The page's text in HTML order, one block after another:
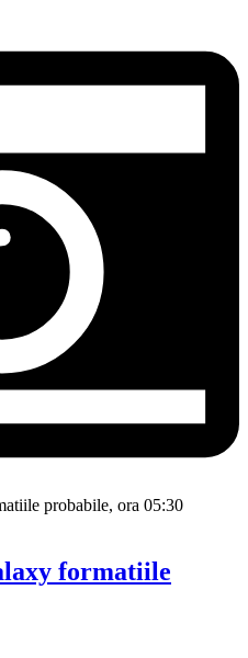
formatiile